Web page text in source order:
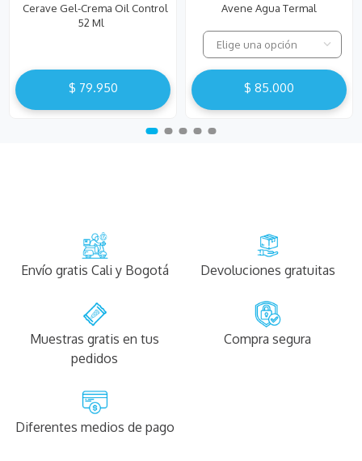
Cerave Gel-Crema Oil Control
52 Ml
$ 79.950
Avene Agua Termal
Elige una opción
$ 85.000
Envío gratis Cali y Bogotá Devoluciones gratuitas
Muestras gratis en tus
pedidos
Compra segura
Diferentes medios de pago